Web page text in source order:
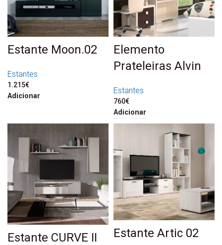
Estante Moon.02
Estantes
1.215€
Adicionar
Elemento
Prateleiras Alvin
Estantes
760€
Adicionar
Estante CURVE II
Estante Artic 02